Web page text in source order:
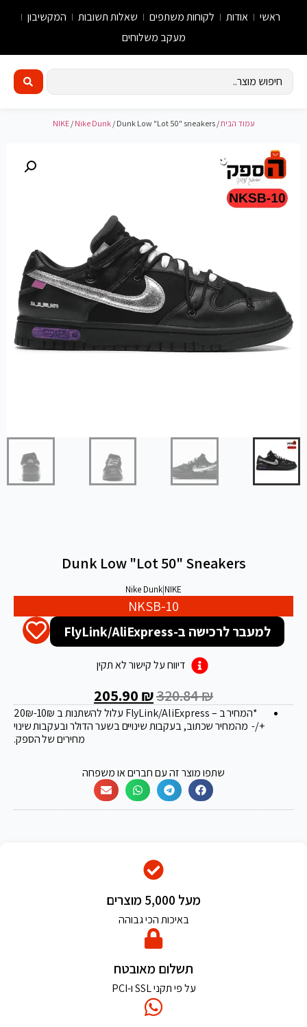
ראשי אודות לקוחות משתפים שאלות תשובות
המקשיבון
מעקב משלוחים
עמוד הבית/
NIKE/ Nike Dunk/ Dunk Low "Lot 50" sneakers
Dunk Low "Lot 50" Sneakers
NIKE
|
Nike Dunk
NKSB-10
למעבר לרכישה ב-FlyLink/AliExpress
דיווח על קישור לא תקין
320.84₪
205.90 ₪
*המחיר ב – FlyLink/AliExpress עלול להשתנות ב 20 ₪-10₪
+/- מהמחיר שכתוב, בעקבות שינויים בשער הדולר ובעקבות שינוי
מחירים של הספק.
שתפו מוצר זה עם חברים או משפחה
מעל 5,000 מוצרים
באיכות הכי גבוהה
תשלום מאובטח
על פי תקני SSL ו-PCI